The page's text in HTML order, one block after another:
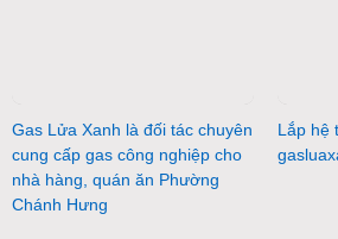
Gas Lửa Xanh là đối tác chuyên
cung cấp gas công nghiệp cho
nhà hàng, quán ăn Phường
Chánh Hưng
Lắp